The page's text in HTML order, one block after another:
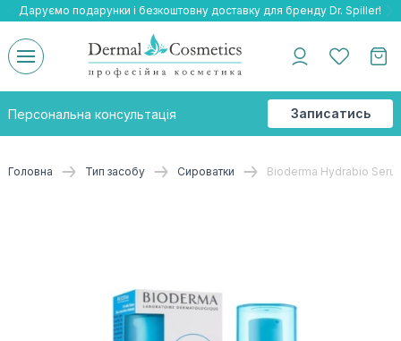
Даруємо безкоштовну доставку та подарнки до бренду Braderm!
-25% на весь бренд HOLY LAND!
Даруємо подарунки і безкоштовну доставку для бренду Dr. Spiller!
Персональна консультація
Записатись
на
Головна Тип засобу Сироватки Bioderma Hydrabio